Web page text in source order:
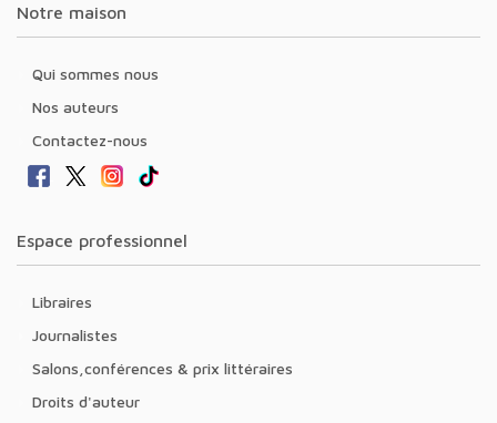
Notre maison
Qui sommes nous
Nos auteurs
Contactez-nous
Espace professionnel
Libraires
Journalistes
Salons,conférences & prix littéraires
Droits d'auteur